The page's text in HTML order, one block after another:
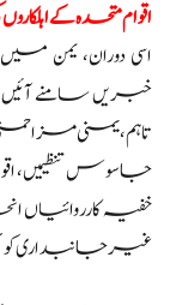
اقوام متحدہ کے
اسی دوران، یمن
خبریں سامنے
تاہم، یمنی مزاحمتی
جاسوس تنظیمیں،
خفیہ کارروائیاں
غیر جانبداری کو